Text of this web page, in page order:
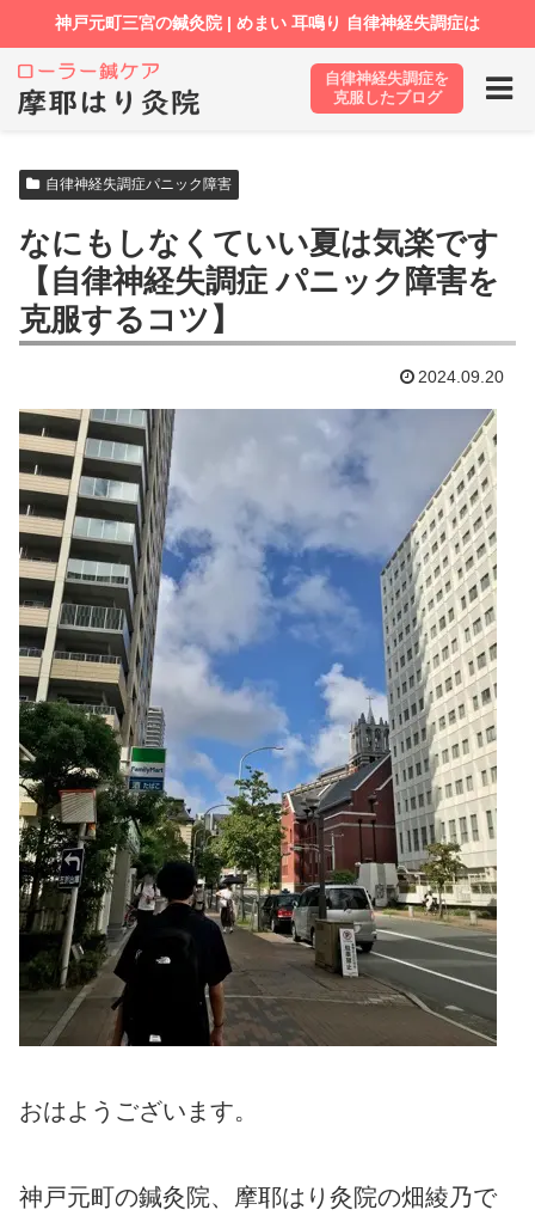
ホーム ブログ 自律神経失調症パニック障害
自律神経失調症パニック障害
なにもしなくていい夏は気楽です
【自律神経失調症 パニック障害を
克服するコツ】
2024.09.20
おはようございます。
神戸元町の鍼灸院、摩耶はり灸院の畑綾乃で
自律神経失調症を
克服したブログ